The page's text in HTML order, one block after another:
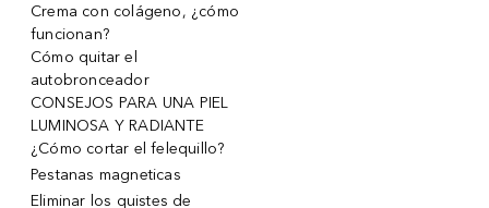
Crema con colágeno, ¿cómo
funcionan?
Cómo quitar el
autobronceador
CONSEJOS PARA UNA PIEL
LUMINOSA Y RADIANTE
¿Cómo cortar el felequillo?
Pestanas magneticas
Eliminar los quistes de